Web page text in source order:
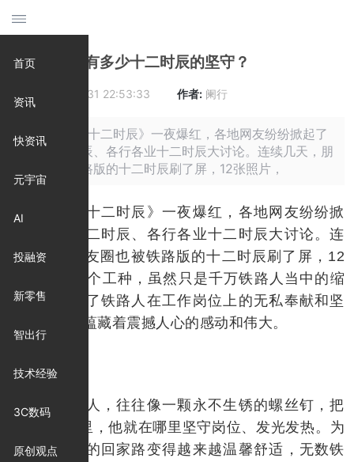
首页
资讯
快资讯
元宇宙
AI
投融资
新零售
智出行
技术经验
3C数码
原创观点
旅途背后还有多少十二时辰的坚守？
时间: 2019-07-31 22:53:33 作者: 阑行
摘要: 《长安十二时辰》一夜爆红，各地网友纷纷掀起了
全国十二时辰、各行各业十二时辰大讨论。连续几天，朋
友圈也被铁路版的十二时辰刷了屏，12张照片，
《长安十二时辰》一夜爆红，各地网友纷纷掀
起了全国十二时辰、各行各业十二时辰大讨论。连
续几天，朋友圈也被铁路版的十二时辰刷了屏，12
张照片，12个工种，虽然只是千万铁路人当中的缩
影，却展现了铁路人在工作岗位上的无私奉献和坚
守，平凡中蕴藏着震撼人心的感动和伟大。
敬业的人，往往像一颗永不生锈的螺丝钉，把
他“拧”在哪里，他就在哪里坚守岗位、发光发热。为
了让游子们的回家路变得越来越温馨舒适，无数铁